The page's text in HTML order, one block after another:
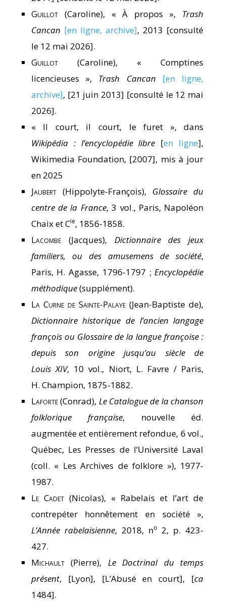
Guillot(Caroline), « À propos », Trash
Cancan [en ligne, archive], 2013 [consulté
le 12 mai 2026].
Guillot(Caroline), « Comptines
licencieuses », Trash Cancan
[en ligne,
archive], [21 juin 2013] [consulté le 12 mai
2026].
« Il court, il court, le furet », dans
Wikipédia : l’encyclopédie libre [en ligne],
Wikimedia Foundation, [2007], mis à jour
en 2025
Jaubert(Hippolyte-François), Glossaire du
centre de la France, 3 vol., Paris, Napoléon
Chaix et Cie, 1856-1858.
Lacombe(Jacques), Dictionnaire des jeux
familiers, ou des amusemens de société,
Paris, H. Agasse, 1796-1797 ;Encyclopédie
méthodique(supplément).
La Curne de Sainte-Palaye (Jean-Baptiste de),
Dictionnaire historique de l’ancien langage
françois ou Glossaire de la langue françoise :
depuis son origine jusqu’au siècle de
Louis XIV, 10 vol., Niort, L. Favre / Paris,
H. Champion, 1875-1882.
Laforte(Conrad), Le Catalogue de la chanson
folklorique française, nouvelle éd.
augmentée et entièrement refondue, 6 vol.,
Québec, Les Presses de l’Université Laval
(coll. « Les Archives de folklore »), 1977-
1987.
Le Cadet(Nicolas), « Rabelais et l’art de
contrepéter honnêtement en société »,
L’Année rabelaisienne, 2018, no
2, p. 423-
427.
Michault(Pierre), Le Doctrinal du temps
présent, [Lyon], [L’Abusé en court], [ca
1484].